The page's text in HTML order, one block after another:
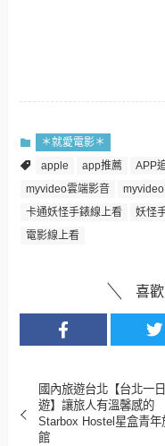
＊就愛電影＊
apple
app推薦 APP
myvideo雲端影音
卡通妖怪手錶線上看
妖怪
電影線上看
喜
國內旅遊台北【台北一日
遊】讓旅人有溫馨感的
Starbox Hostel星盒青年
館